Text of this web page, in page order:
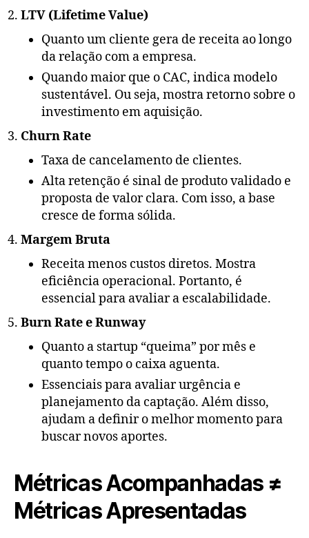
LTV (Lifetime Value)
Quanto um cliente gera de receita ao longo
da relação com a empresa.
Quando maior que o CAC, indica modelo
sustentável. Ou seja, mostra retorno sobre o
investimento em aquisição.
Churn Rate
Taxa de cancelamento de clientes.
Alta retenção é sinal de produto validado e
proposta de valor clara. Com isso, a base
cresce de forma sólida.
Margem Bruta
Receita menos custos diretos. Mostra
eficiência operacional. Portanto, é
essencial para avaliar a escalabilidade.
Burn Rate e Runway
Quanto a startup “queima” por mês e
quanto tempo o caixa aguenta.
Essenciais para avaliar urgência e
planejamento da captação. Além disso,
ajudam a definir o melhor momento para
buscar novos aportes.
Métricas Acompanhadas ≠
Métricas Apresentadas